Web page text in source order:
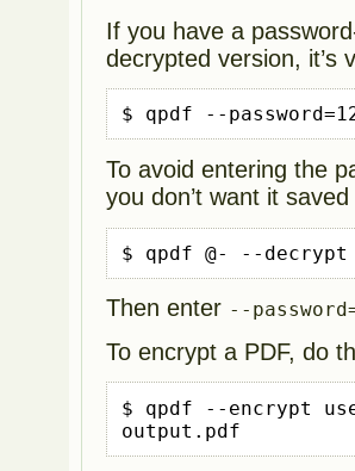
If you have a
decrypted version, it’s
$ qpdf --
To avoid entering the
you don’t want it
$ qpdf @- --
Then enter --
To encrypt a PDF, do
$ qpdf --encrypt
output.pdf